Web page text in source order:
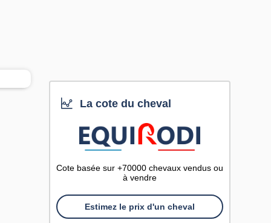
La cote du cheval
Cote basée sur +70000 chevaux vendus ou
à vendre
Estimez le prix d'un cheval